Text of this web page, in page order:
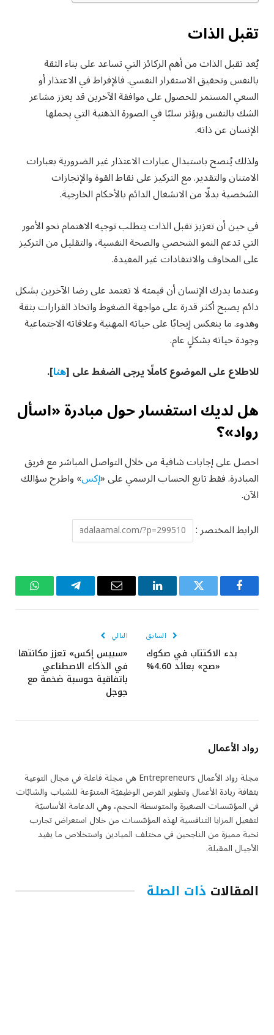
تقبل الذات
يُعد تقبل الذات من أهم الركائز التي تساعد على بناء الثقة
بالنفس وتحقيق الاستقرار النفسي. فالإفراط في الاعتذار أو
السعي المستمر للحصول على موافقة الآخرين قد يعزز مشاعر
الشك بالنفس ويؤثر سلبًا في الصورة الذهنية التي يحملها
الإنسان عن ذاته.
ولذلك يُنصح باستبدال عبارات الاعتذار غير الضرورية بعبارات
الامتنان والتقدير. مع التركيز على نقاط القوة والإنجازات
الشخصية بدلًا من الانشغال الدائم بالأحكام الخارجية.
في حين أن تعزيز تقبل الذات يتطلب توجيه الاهتمام نحو الأمور
التي تدعم النمو الشخصي والصحة النفسية، والتقليل من التركيز
على المخاوف والانتقادات غير المفيدة.
وعندما يدرك الإنسان أن قيمته لا تعتمد على رضا الآخرين بشكل
دائم يصبح أكثر قدرة على مواجهة الضغوط واتخاذ القرارات بثقة
وهدوء. ما ينعكس إيجابًا على حياته المهنية وعلاقاته الاجتماعية
وجودة حياته بشكلٍ عام.
للاطلاع على الموضوع كاملًا يرجى الضغط على [هنا].
هل لديك استفسار حول مبادرة «اسأل
رواد»؟
احصل على إجابات شافية من خلال التواصل المباشر مع فريق
المبادرة. فقط تابع الحساب الرسمي على «إكس» واطرح سؤالك
الآن.
الرابط المختصر :
فيسبوك تويتر لينكدإن
البريد
تيلقرام واتساب
السابق
بدء الاكتتاب في صكوك
«صح» بعائد 4.60%
التالي
«سبيس إكس» تعزز مكانتها
في الذكاء الاصطناعي
باتفاقية حوسبة ضخمة مع
جوجل
رواد الأعمال
مجلة رواد الأعمال Entrepreneurs هي مجلة فاعلة في مجال التوعية
بثقافة ريادة الأعمال وتطوير الفرص الوظيفيّة المتنوّعة للشباب والشابّات
في المؤسّسات الصغيرة والمتوسطة الحجم، وهي الدعامة الأساسيّة
لتفعيل المزايا التنافسية لهذه المؤسّسات من خلال استعراض تجارب
نخبة مميزة من الناجحين في مختلف الميادين واستخلاص ما يفيد
الأجيال المقبلة.
المقالات ذات الصلة